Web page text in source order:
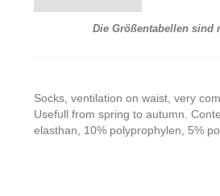
Die Größentabellen sind
Socks, ventilation on waist, very
Usefull from spring to autumn.
elasthan, 10% polyprophylen, 5%